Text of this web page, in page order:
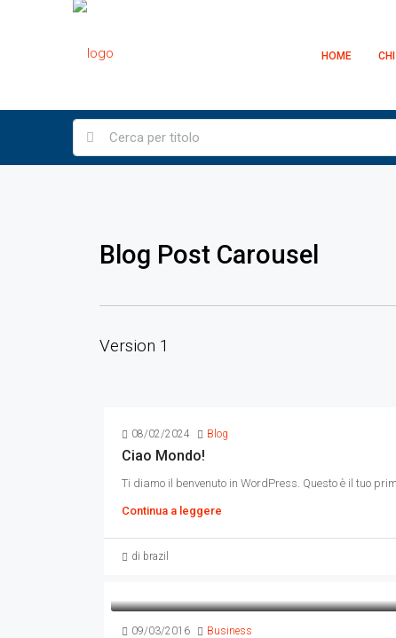
HOME
Blog Post Carousel
Version 1
08/02/2024 Blog
Ciao Mondo!
Ti diamo il benvenuto in WordPress. Questo è il tuo
Continua a leggere
di brazil
09/03/2016 Business